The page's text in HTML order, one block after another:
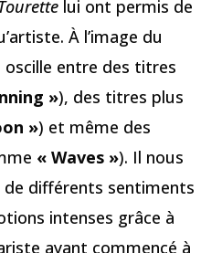
lui ont permis de
À l’image du
oscille entre des titres
»), des titres plus
») et même des
« Waves »). Il nous
différents sentiments
intenses grâce à
ayant commencé à